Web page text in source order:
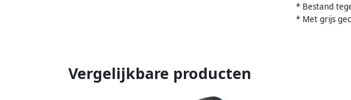
* Bestand
* Met grijs
Vergelijkbare producten